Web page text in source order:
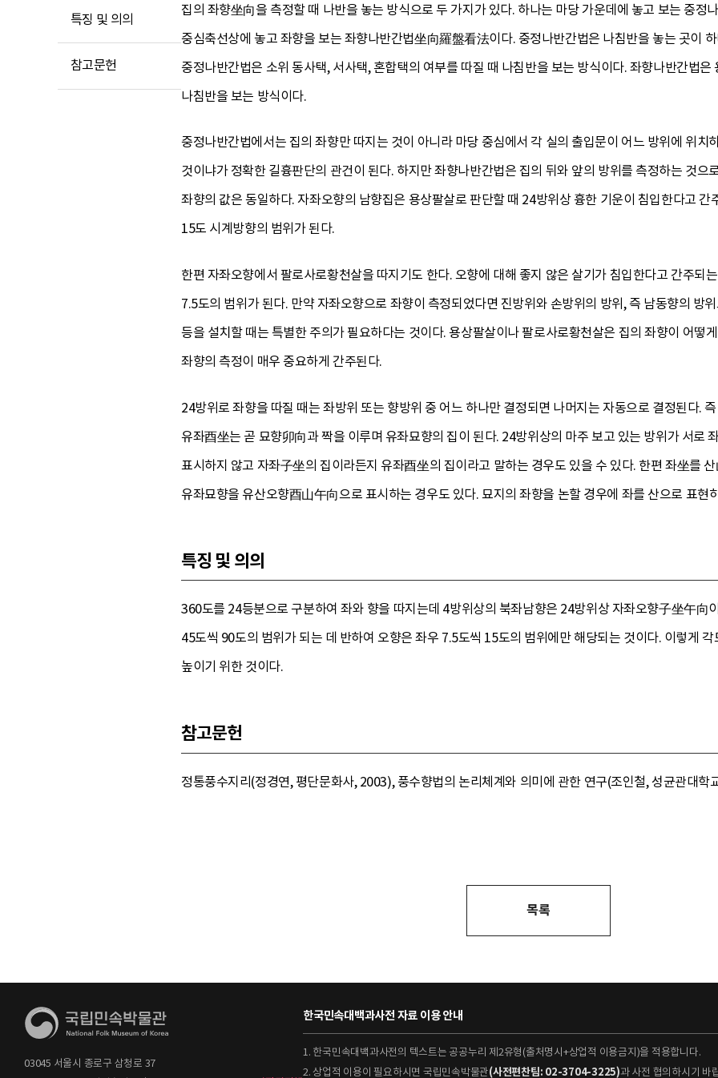
특징 및 의의
참고문헌
집의 좌향坐向을 측정할 때 나반을 놓는 방식으로 두 가지가 있다. 하나는 마당 가운데에 놓고 보는 중
중심축선상에 놓고 좌향을 보는 좌향나반간법坐向羅盤看法이다. 중정나반간법은 나침반을 놓는 곳이
중정나반간법은 소위 동사택, 서사택, 혼합택의 여부를 따질 때 나침반을 보는 방식이다. 좌향나반간법
나침반을 보는 방식이다.
중정나반간법에서는 집의 좌향만 따지는 것이 아니라 마당 중심에서 각 실의 출입문이 어느 방위에 위
것이냐가 정확한 길흉판단의 관건이 된다. 하지만 좌향나반간법은 집의 뒤와 앞의 방위를 측정하는 것
좌향의 값은 동일하다. 자좌오향의 남향집은 용상팔살로 판단할 때 24방위상 흉한 기운이 침입한다고
15도 시계방향의 범위가 된다.
한편 자좌오향에서 팔로사로황천살을 따지기도 한다. 오향에 대해 좋지 않은 살기가 침입한다고 간주되
7.5도의 범위가 된다. 만약 자좌오향으로 좌향이 측정되었다면 진방위와 손방위의 방위, 즉 남동향의 방
등을 설치할 때는 특별한 주의가 필요하다는 것이다. 용상팔살이나 팔로사로황천살은 집의 좌향이 어떻
좌향의 측정이 매우 중요하게 간주된다.
24방위로 좌향을 따질 때는 좌방위 또는 향방위 중 어느 하나만 결정되면 나머지는 자동으로 결정된다.
유좌酉坐는 곧 묘향卯向과 짝을 이루며 유좌묘향의 집이 된다. 24방위상의 마주 보고 있는 방위가 서로
표시하지 않고 자좌子坐의 집이라든지 유좌酉坐의 집이라고 말하는 경우도 있을 수 있다. 한편 좌坐를
유좌묘향을 유산오향酉山午向으로 표시하는 경우도 있다. 묘지의 좌향을 논할 경우에 좌를 산으로 표현
특징 및 의의
360도를 24등분으로 구분하여 좌와 향을 따지는데 4방위상의 북좌남향은 24방위상 자좌오향子坐午向
45도씩 90도의 범위가 되는 데 반하여 오향은 좌우 7.5도씩 15도의 범위에만 해당되는 것이다. 이렇게
높이기 위한 것이다.
참고문헌
정통풍수지리(정경연, 평단문화사, 2003), 풍수향법의 논리체계와 의미에 관한 연구(조인철, 성균관대학
목록
03045 서울시 종로구 삼청로 37
한국민속대백과사전 자료 이용 안내
1. 한국민속대백과사전의 텍스트는 공공누리 제2유형(출처명시+상업적 이용금지)을 적용합니다.
2. 상업적 이용이 필요하시면 국립민속박물관(사전편찬팀: 02-3704-3225)과 사전 협의하시기 바